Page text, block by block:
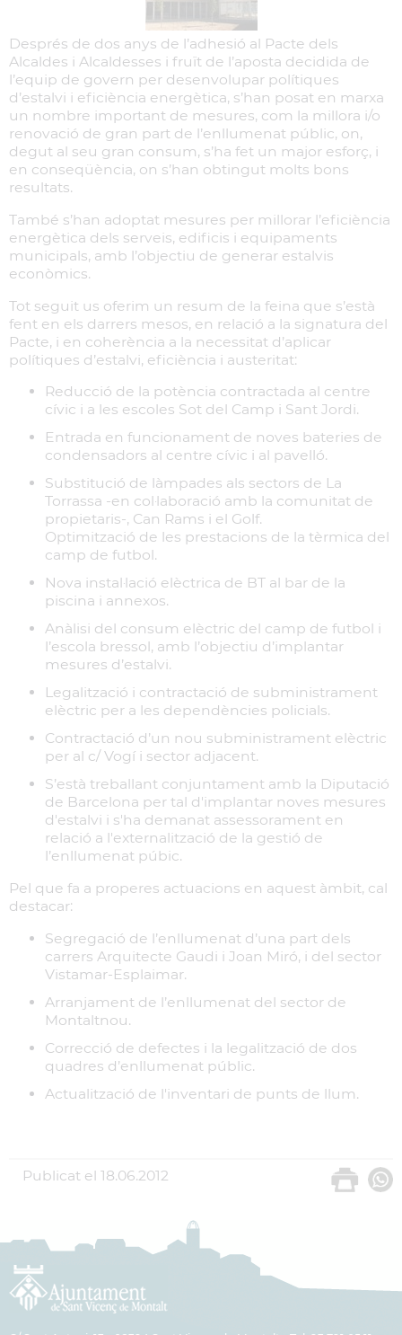
Després de dos anys de l’adhesió al Pacte dels
Alcaldes i Alcaldesses i fruït de l’aposta decidida de
l’equip de govern per desenvolupar polítiques
d’estalvi i eficiència energètica, s’han posat en marxa
un nombre important de mesures, com la millora i/o
renovació de gran part de l’enllumenat públic, on,
degut al seu gran consum, s’ha fet un major esforç, i
en conseqüència, on s’han obtingut molts bons
resultats.
També s’han adoptat mesures per millorar l’eficiència
energètica dels serveis, edificis i equipaments
municipals, amb l’objectiu de generar estalvis
econòmics.
Tot seguit us oferim un resum de la feina que s’està
fent en els darrers mesos, en relació a la signatura del
Pacte, i en coherència a la necessitat d’aplicar
polítiques d’estalvi, eficiència i austeritat:
Reducció de la potència contractada al centre
cívic i a les escoles Sot del Camp i Sant Jordi.
Entrada en funcionament de noves bateries de
condensadors al centre cívic i al pavelló.
Substitució de làmpades als sectors de La
Torrassa -en col·laboració amb la comunitat de
propietaris-, Can Rams i el Golf.
Optimització de les prestacions de la tèrmica del
camp de futbol.
Nova instal·lació elèctrica de BT al bar de la
piscina i annexos.
Anàlisi del consum elèctric del camp de futbol i
l’escola bressol, amb l’objectiu d’implantar
mesures d’estalvi.
Legalització i contractació de subministrament
elèctric per a les dependències policials.
Contractació d’un nou subministrament elèctric
per al c/ Vogí i sector adjacent.
S’està treballant conjuntament amb la Diputació
de Barcelona per tal d'implantar noves mesures
d'estalvi i s'ha demanat assessorament en
relació a l'externalització de la gestió de
l’enllumenat púbic.
Pel que fa a properes actuacions en aquest àmbit, cal
destacar:
Segregació de l’enllumenat d’una part dels
carrers Arquitecte Gaudi i Joan Miró, i del sector
Vistamar-Esplaimar.
Arranjament de l’enllumenat del sector de
Montaltnou.
Correcció de defectes i la legalització de dos
quadres d’enllumenat públic.
Actualització de l'inventari de punts de llum.
Publicat el 18.06.2012